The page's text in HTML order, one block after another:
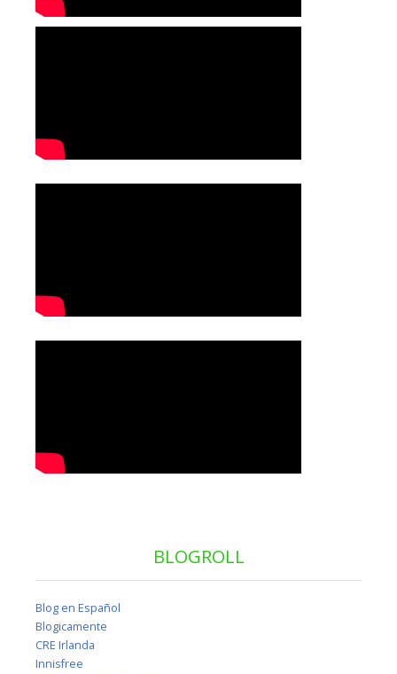
BLOGROLL
Blog en Español
Blogicamente
CRE Irlanda
Innisfree